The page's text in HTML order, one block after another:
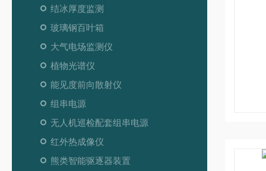
结冰厚度监测
玻璃钢百叶箱
大气电场监测仪
植物光谱仪
能见度前向散射仪
组串电源
无人机巡检配套组串电源
红外热成像仪
熊类智能驱逐器装置